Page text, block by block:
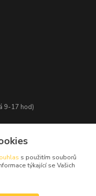
9-17 hod)
s použitím souborů
týkající se Vašich